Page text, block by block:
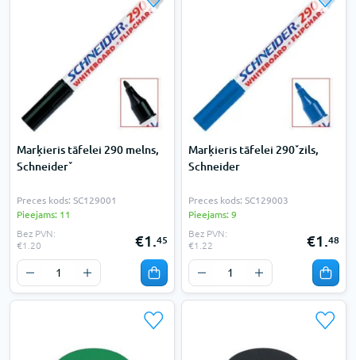
Marķieris tāfelei 290 melns,
Schneiderˇ
Preces kods: SC129001
Pieejams: 11
Bez PVN:
€1.20
€1.45
Marķieris tāfelei 290ˇzils,
Schneider
Preces kods: SC129003
Pieejams: 9
Bez PVN:
€1.22
€1.48